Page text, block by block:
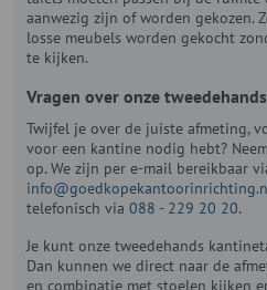
aanwezig zijn of worden gekozen.
losse meubels worden gekocht
te kijken.
Vragen over onze
Twijfel je over de juiste afmeting,
voor een kantine nodig hebt?
op. We zijn per e-mail bereikbaar
telefonisch via 088 - 229 20 20.
Je kunt onze tweedehands
Dan kunnen we direct naar de
en combinatie met stoelen kijken